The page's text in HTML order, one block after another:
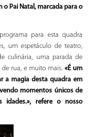
Pai Natal, marcada para o
para esta quadra
um espetáculo de teatro,
culinária, uma parada de
de rua, e muito mais.«É um
a magia desta quadra em
momentos únicos de
idades.», refere o nosso